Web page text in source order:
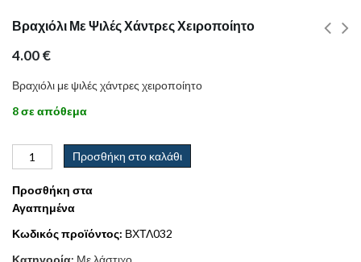
Βραχιόλι Με Ψιλές Χάντρες Χειροποίητο
4.00€
Βραχιόλι με ψιλές χάντρες χειροποίητο
8 σε απόθεμα
Προσθήκη στο καλάθι
Προσθήκη στα
Αγαπημένα
Κωδικός προϊόντος: ΒΧΤΛ032